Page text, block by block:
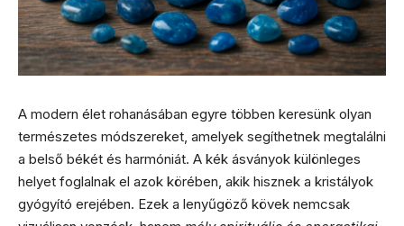
A modern élet rohanásában egyre többen keresünk olyan
természetes módszereket, amelyek segíthetnek megtalálni
a belső békét és harmóniát. A kék ásványok különleges
helyet foglalnak el azok körében, akik hisznek a kristályok
gyógyító erejében. Ezek a lenyűgöző kövek nemcsak